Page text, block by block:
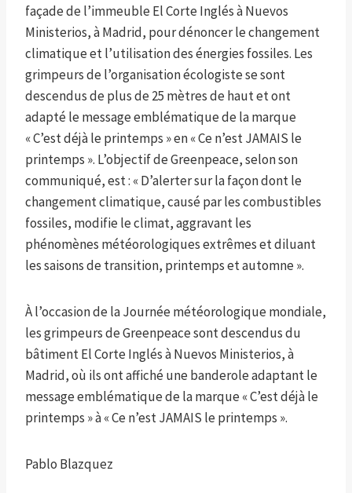
façade de l’immeuble El Corte Inglés à Nuevos
Ministerios, à Madrid, pour dénoncer le changement
climatique et l’utilisation des énergies fossiles. Les
grimpeurs de l’organisation écologiste se sont
descendus de plus de 25 mètres de haut et ont
adapté le message emblématique de la marque
« C’est déjà le printemps » en « Ce n’est JAMAIS le
printemps ». L’objectif de Greenpeace, selon son
communiqué, est : « D’alerter sur la façon dont le
changement climatique, causé par les combustibles
fossiles, modifie le climat, aggravant les
phénomènes météorologiques extrêmes et diluant
les saisons de transition, printemps et automne ».
À l’occasion de la Journée météorologique mondiale,
les grimpeurs de Greenpeace sont descendus du
bâtiment El Corte Inglés à Nuevos Ministerios, à
Madrid, où ils ont affiché une banderole adaptant le
message emblématique de la marque « C’est déjà le
printemps » à « Ce n’est JAMAIS le printemps ».
Pablo Blazquez